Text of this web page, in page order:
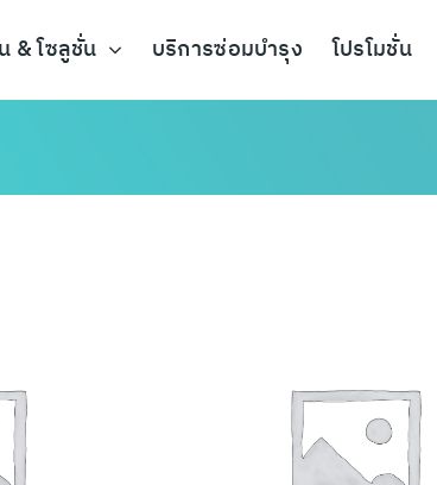
& โซลูชั่น บริการซ่อมบำรุง โปรโมชั่น